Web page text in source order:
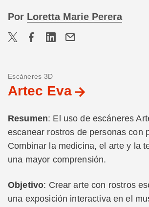
Por Loretta Marie Perera
Escáneres 3D
Artec Eva
Resumen: El uso de escáneres
escanear rostros de personas con
Combinar la medicina, el arte y la
una mayor comprensión.
Objetivo: Crear arte con rostros
una exposición interactiva en el